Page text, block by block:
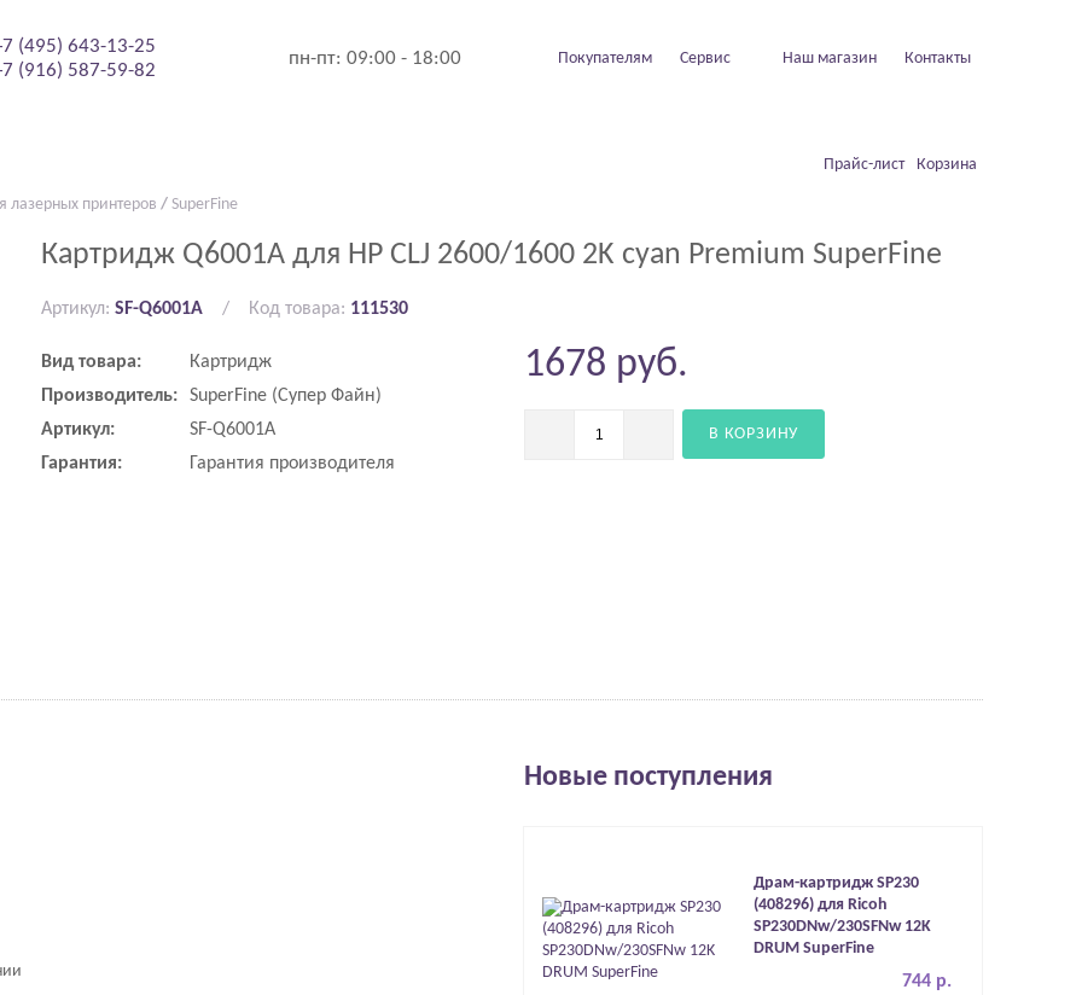
(495) 643-13-25
(916) 587-59-82
пн-пт: 09:00 - 18:00 Покупателям Сервис Наш магазин Контакты
Прайс-лист Корзина
лазерных принтеров / SuperFine
Картридж Q6001A для HP CLJ 2600/1600 2K cyan Premium SuperFine
Артикул: SF-Q6001A Код товара: 111530
Вид товара:
Картридж
Производитель:
SuperFine (Супер Файн)
Артикул:
SF-Q6001A
Гарантия:
Гарантия производителя
1678 руб.
В КОРЗИНУ
Новые поступления
Драм-картридж SP230
(408296) для Ricoh
SP230DNw/230SFNw 12K
DRUM SuperFine
744 р.